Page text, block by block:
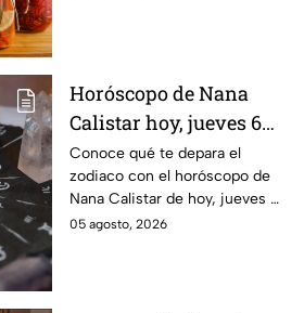
Horóscopo de Nana
Calistar hoy, jueves 6
de agosto: a estos
signos se les abren las
puertas del dinero
Conoce qué te depara el
zodiaco con el horóscopo de
Nana Calistar de hoy, jueves 6
de agosto. ¿Será dinero o
05 agosto, 2026